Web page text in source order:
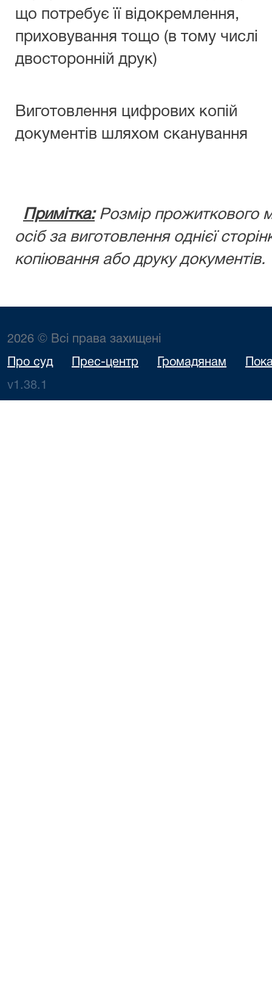
що потребує її відокремлення,
приховування тощо (в тому числі
двосторонній друк)
Виготовлення цифрових копій
документів шляхом сканування
Примітка:Розмір прожиткового
осіб за виготовлення однієї
копіювання або друку документів.
2026 © Всі права захищені
Про суд Прес-центр Громадянам
v1.38.1